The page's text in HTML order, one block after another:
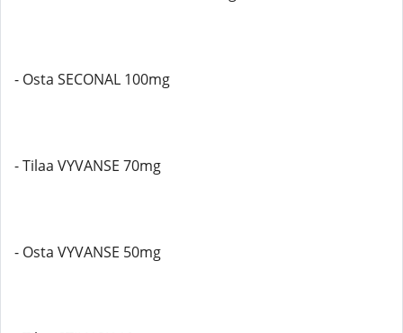
- Osta SECONAL 100mg
- Tilaa VYVANSE 70mg
- Osta VYVANSE 50mg